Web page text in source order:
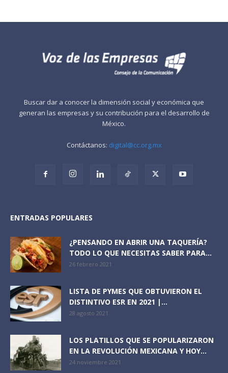
Buscar dar a conocer la dimensión social y económica que
generan las empresas y su contribución para el desarrollo de
México.
Contáctanos: digital@cc.org.mx
ENTRADAS POPULARES
¿PENSANDO EN ABRIR UNA TAQUERÍA?
TODO LO QUE NECESITAS SABER PARA...
26 febrero 2021
LISTA DE PYMES QUE OBTUVIERON EL
DISTINTIVO ESR EN 2021 |...
28 agosto 2021
LOS PLATILLOS QUE SE POPULARIZARON
EN LA REVOLUCIÓN MEXICANA Y HOY...
24 noviembre 2021